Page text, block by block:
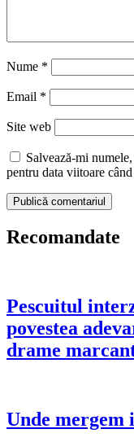
Nume *
Email *
Site web
Salvează-mi
pentru data viitoare
Recomandate
Pescuitul
povestea
drame
Unde mergem